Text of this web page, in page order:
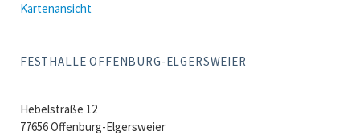
Kartenansicht
FESTHALLE OFFENBURG-ELGERSWEIER
Hebelstraße 12
77656 Offenburg-Elgersweier